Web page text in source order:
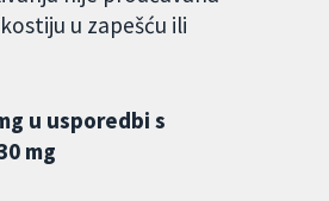
u zapešću ili
u usporedbi s
mg